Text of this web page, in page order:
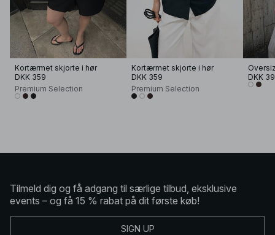
Kortærmet skjorte i hør
DKK 359
Premium Selection
Kortærmet skjorte i hør
DKK 359
Premium Selection
DKK
Tilmeld dig og få adgang til særlige tilbud, eksklusive
events – og få 15 % rabat på dit første køb!
SIGN UP